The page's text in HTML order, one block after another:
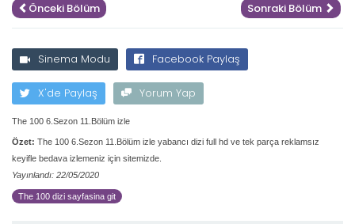
Önceki Bölüm Sonraki Bölüm
Sinema Modu Facebook Paylaş
X'de Paylaş Yorum Yap
The 100 6.Sezon 11.Bölüm izle
Özet: The 100 6.Sezon 11.Bölüm izle yabancı dizi full hd ve tek parça reklamsız
keyifle bedava izlemeniz için sitemizde.
Yayınlandı: 22/05/2020
The 100 dizi sayfasina git